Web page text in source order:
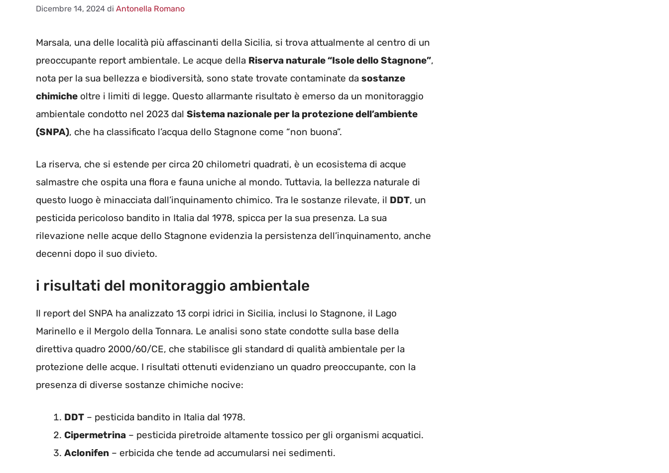
Dicembre 14, 2024 di Antonella Romano
Marsala, una delle località più affascinanti della Sicilia, si trova attualmente al centro di un
preoccupante report ambientale. Le acque della Riserva naturale “Isole dello Stagnone”,
nota per la sua bellezza e biodiversità, sono state trovate contaminate da sostanze
chimiche oltre i limiti di legge. Questo allarmante risultato è emerso da un monitoraggio
ambientale condotto nel 2023 dal Sistema nazionale per la protezione dell’ambiente
(SNPA), che ha classificato l’acqua dello Stagnone come “non buona”.
La riserva, che si estende per circa 20 chilometri quadrati, è un ecosistema di acque
salmastre che ospita una flora e fauna uniche al mondo. Tuttavia, la bellezza naturale di
questo luogo è minacciata dall’inquinamento chimico. Tra le sostanze rilevate, il DDT, un
pesticida pericoloso bandito in Italia dal 1978, spicca per la sua presenza. La sua
rilevazione nelle acque dello Stagnone evidenzia la persistenza dell’inquinamento, anche
decenni dopo il suo divieto.
i risultati del monitoraggio ambientale
Il report del SNPA ha analizzato 13 corpi idrici in Sicilia, inclusi lo Stagnone, il Lago
Marinello e il Mergolo della Tonnara. Le analisi sono state condotte sulla base della
direttiva quadro 2000/60/CE, che stabilisce gli standard di qualità ambientale per la
protezione delle acque. I risultati ottenuti evidenziano un quadro preoccupante, con la
presenza di diverse sostanze chimiche nocive:
DDT – pesticida bandito in Italia dal 1978.
Cipermetrina – pesticida piretroide altamente tossico per gli organismi acquatici.
Aclonifen – erbicida che tende ad accumularsi nei sedimenti.